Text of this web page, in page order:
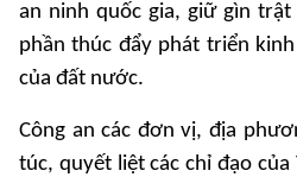
an ninh quốc gia, giữ gìn
phần thúc đẩy phát triển
của đất nước.
Công an các đơn vị, địa
túc, quyết liệt các chỉ đạo